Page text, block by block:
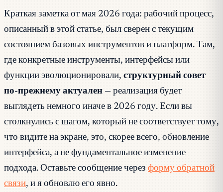
Краткая заметка от мая 2026 года: рабочий процесс,
описанный в этой статье, был сверен с текущим
состоянием базовых инструментов и платформ. Там,
где конкретные инструменты, интерфейсы или
функции эволюционировали, структурный совет
по-прежнему актуален — реализация будет
выглядеть немного иначе в 2026 году. Если вы
столкнулись с шагом, который не соответствует тому,
что видите на экране, это, скорее всего, обновление
интерфейса, а не фундаментальное изменение
подхода. Оставьте сообщение через форму обратной
связи, и я обновлю его явно.